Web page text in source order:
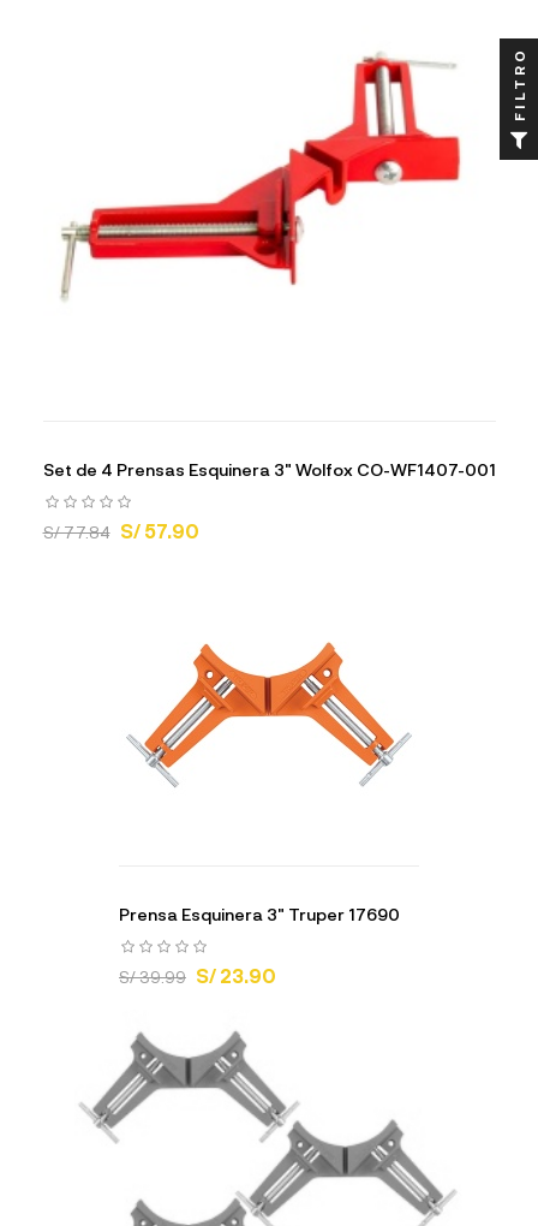
Set de 4 Prensas Esquinera 3" Wolfox CO-WF1407-001
S/ 77.84 S/ 57.90
Prensa Esquinera 3" Truper 17690
S/ 39.99 S/ 23.90
FILTRO